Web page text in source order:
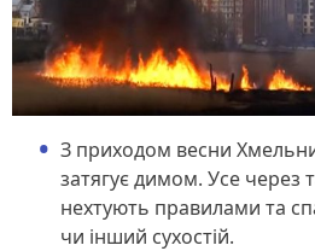
З приходом весни
затягує димом. Усе через
нехтують правилами та
чи інший сухостій.